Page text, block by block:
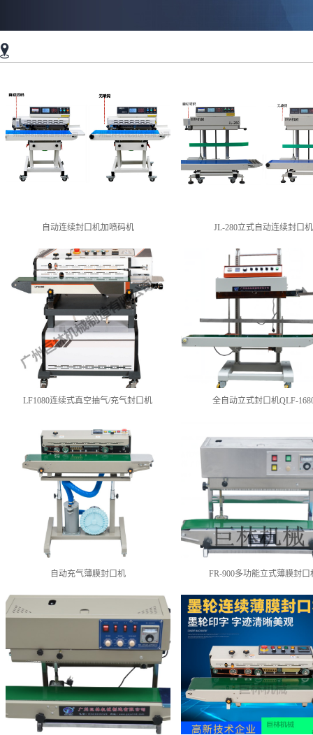
自动连续封口机加喷码机 JL-280立式自动连续封口机
LF1080连续式真空抽气/充气封口机 全自动立式封口机QLF-
自动充气薄膜封口机 FR-900多功能立式薄膜封口